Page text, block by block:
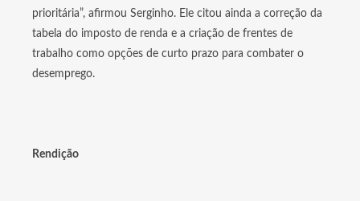
prioritária”, afirmou Serginho. Ele citou ainda a correção da
tabela do imposto de renda e a criação de frentes de
trabalho como opções de curto prazo para combater o
desemprego.
Rendição